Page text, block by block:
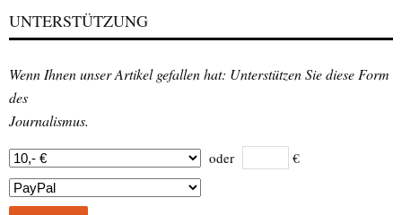
UNTERSTÜTZUNG
Wenn Ihnen unser Artikel gefallen hat: Unterstützen Sie diese Form
des
Journalismus.
oder €